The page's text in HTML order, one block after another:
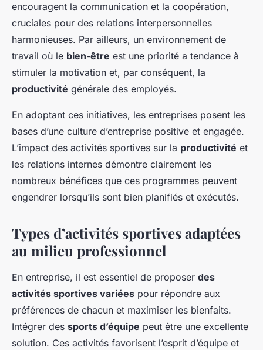
encouragent la communication et la coopération,
cruciales pour des relations interpersonnelles
harmonieuses. Par ailleurs, un environnement de
travail où le bien-être est une priorité a tendance à
stimuler la motivation et, par conséquent, la
productivité générale des employés.
En adoptant ces initiatives, les entreprises posent les
bases d’une culture d’entreprise positive et engagée.
L’impact des activités sportives sur la productivité et
les relations internes démontre clairement les
nombreux bénéfices que ces programmes peuvent
engendrer lorsqu’ils sont bien planifiés et exécutés.
Types d’activités sportives adaptées
au milieu professionnel
En entreprise, il est essentiel de proposer des
activités sportives variées pour répondre aux
préférences de chacun et maximiser les bienfaits.
Intégrer des sports d’équipe peut être une excellente
solution. Ces activités favorisent l’esprit d’équipe et